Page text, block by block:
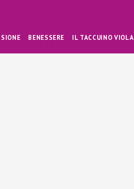
BENESSERE IL TACCUINO VIOLA